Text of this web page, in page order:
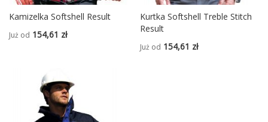
Kamizelka Softshell Result
Już od 154,61 zł
Kurtka Softshell Treble Stitch
Result
Już od 154,61 zł